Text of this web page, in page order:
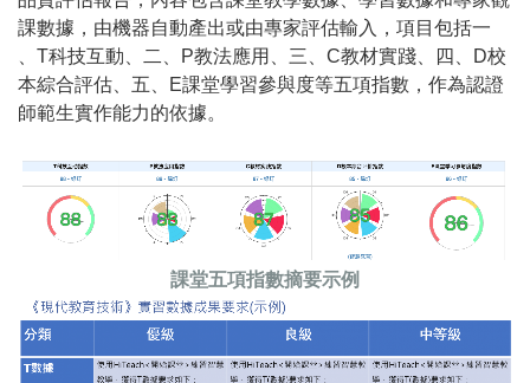
課數據，由機器自動產出或由專家評估輸入，項目包括一
、T科技互動、二、P教法應用、三、C教材實踐、四、D校
本綜合評估、五、E課堂學習參與度等五項指數，作為認證
師範生實作能力的依據。
課堂五項指數摘要示例